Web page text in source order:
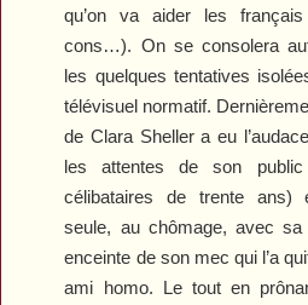
qu’on va aider les
cons…). On se consolera
les quelques tentatives
télévisuel normatif.
deClara Shellera eu
les attentes de son
célibataires de trente ans)
seule, au chômage, avec
enceinte de son mec qui l’a
ami homo. Le tout en